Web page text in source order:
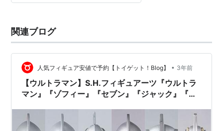
関連ブログ
人気フィギュア安値で予約【トイゲット！Blog】 • 3年前
【ウルトラマン】S.H.フィギュアーツ『ウルトラ
マン』『ゾフィー』『セブン』『ジャック』『エ
り2024年6月～順次再販予定♪